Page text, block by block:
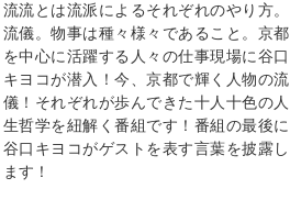
流流とは流派によるそれぞれのやり方。
流儀。物事は種々様々であること。京都
を中心に活躍する人々の仕事現場に谷口
キヨコが潜入！今、京都で輝く人物の流
儀！それぞれが歩んできた十人十色の人
生哲学を紐解く番組です！番組の最後に
谷口キヨコがゲストを表す言葉を披露し
ます！